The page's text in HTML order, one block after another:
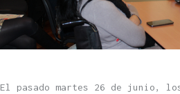
El pasado martes 26 de junio,